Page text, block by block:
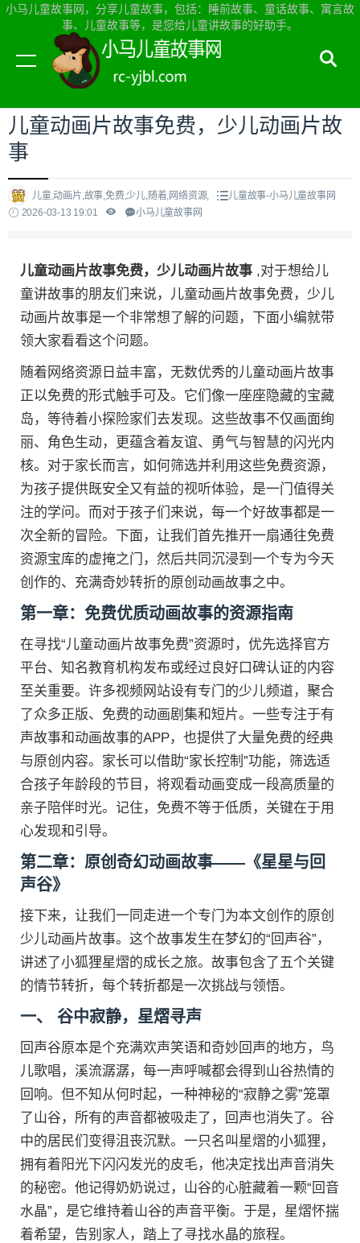
小马儿童故事网，分享儿童故事，包括：睡前故事、童话故事、寓言故
事、儿童故事等，是您给儿童讲故事的好助手。
当前位置：小马儿童故事网首页>儿童故事
儿童动画片故事免费，少儿动画片故
事
儿童,动画片,故事,免费,少儿,随着,网络资源,
儿童故事-小马儿童故事网
2026-03-13 19:01
小马儿童故事网
儿童动画片故事免费，少儿动画片故事 ,对于想给儿
童讲故事的朋友们来说，儿童动画片故事免费，少儿
动画片故事是一个非常想了解的问题，下面小编就带
领大家看看这个问题。
随着网络资源日益丰富，无数优秀的儿童动画片故事
正以免费的形式触手可及。它们像一座座隐藏的宝藏
岛，等待着小探险家们去发现。这些故事不仅画面绚
丽、角色生动，更蕴含着友谊、勇气与智慧的闪光内
核。对于家长而言，如何筛选并利用这些免费资源，
为孩子提供既安全又有益的视听体验，是一门值得关
注的学问。而对于孩子们来说，每一个好故事都是一
次全新的冒险。下面，让我们首先推开一扇通往免费
资源宝库的虚掩之门，然后共同沉浸到一个专为今天
创作的、充满奇妙转折的原创动画故事之中。
第一章：免费优质动画故事的资源指南
在寻找“儿童动画片故事免费”资源时，优先选择官方
平台、知名教育机构发布或经过良好口碑认证的内容
至关重要。许多视频网站设有专门的少儿频道，聚合
了众多正版、免费的动画剧集和短片。一些专注于有
声故事和动画故事的APP，也提供了大量免费的经典
与原创内容。家长可以借助“家长控制”功能，筛选适
合孩子年龄段的节目，将观看动画变成一段高质量的
亲子陪伴时光。记住，免费不等于低质，关键在于用
心发现和引导。
第二章：原创奇幻动画故事——《星星与回
声谷》
接下来，让我们一同走进一个专门为本文创作的原创
少儿动画片故事。这个故事发生在梦幻的“回声谷”，
讲述了小狐狸星熠的成长之旅。故事包含了五个关键
的情节转折，每个转折都是一次挑战与领悟。
一、 谷中寂静，星熠寻声
回声谷原本是个充满欢声笑语和奇妙回声的地方，鸟
儿歌唱，溪流潺潺，每一声呼喊都会得到山谷热情的
回响。但不知从何时起，一种神秘的“寂静之雾”笼罩
了山谷，所有的声音都被吸走了，回声也消失了。谷
中的居民们变得沮丧沉默。一只名叫星熠的小狐狸，
拥有着阳光下闪闪发光的皮毛，他决定找出声音消失
的秘密。他记得奶奶说过，山谷的心脏藏着一颗“回音
水晶”，是它维持着山谷的声音平衡。于是，星熠怀揣
着希望，告别家人，踏上了寻找水晶的旅程。